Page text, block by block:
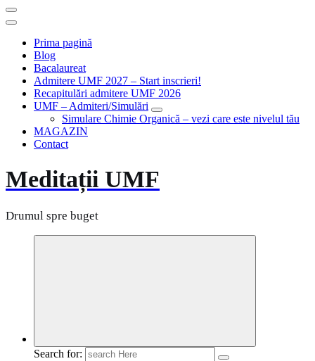
Prima pagină
Blog
Bacalaureat
Admitere UMF 2027 – Start inscrieri!
Recapitulări admitere UMF 2026
UMF – Admiteri/Simulări
Simulare Chimie Organică – vezi care este nivelul tău
MAGAZIN
Contact
Meditații UMF
Drumul spre buget
Search for: